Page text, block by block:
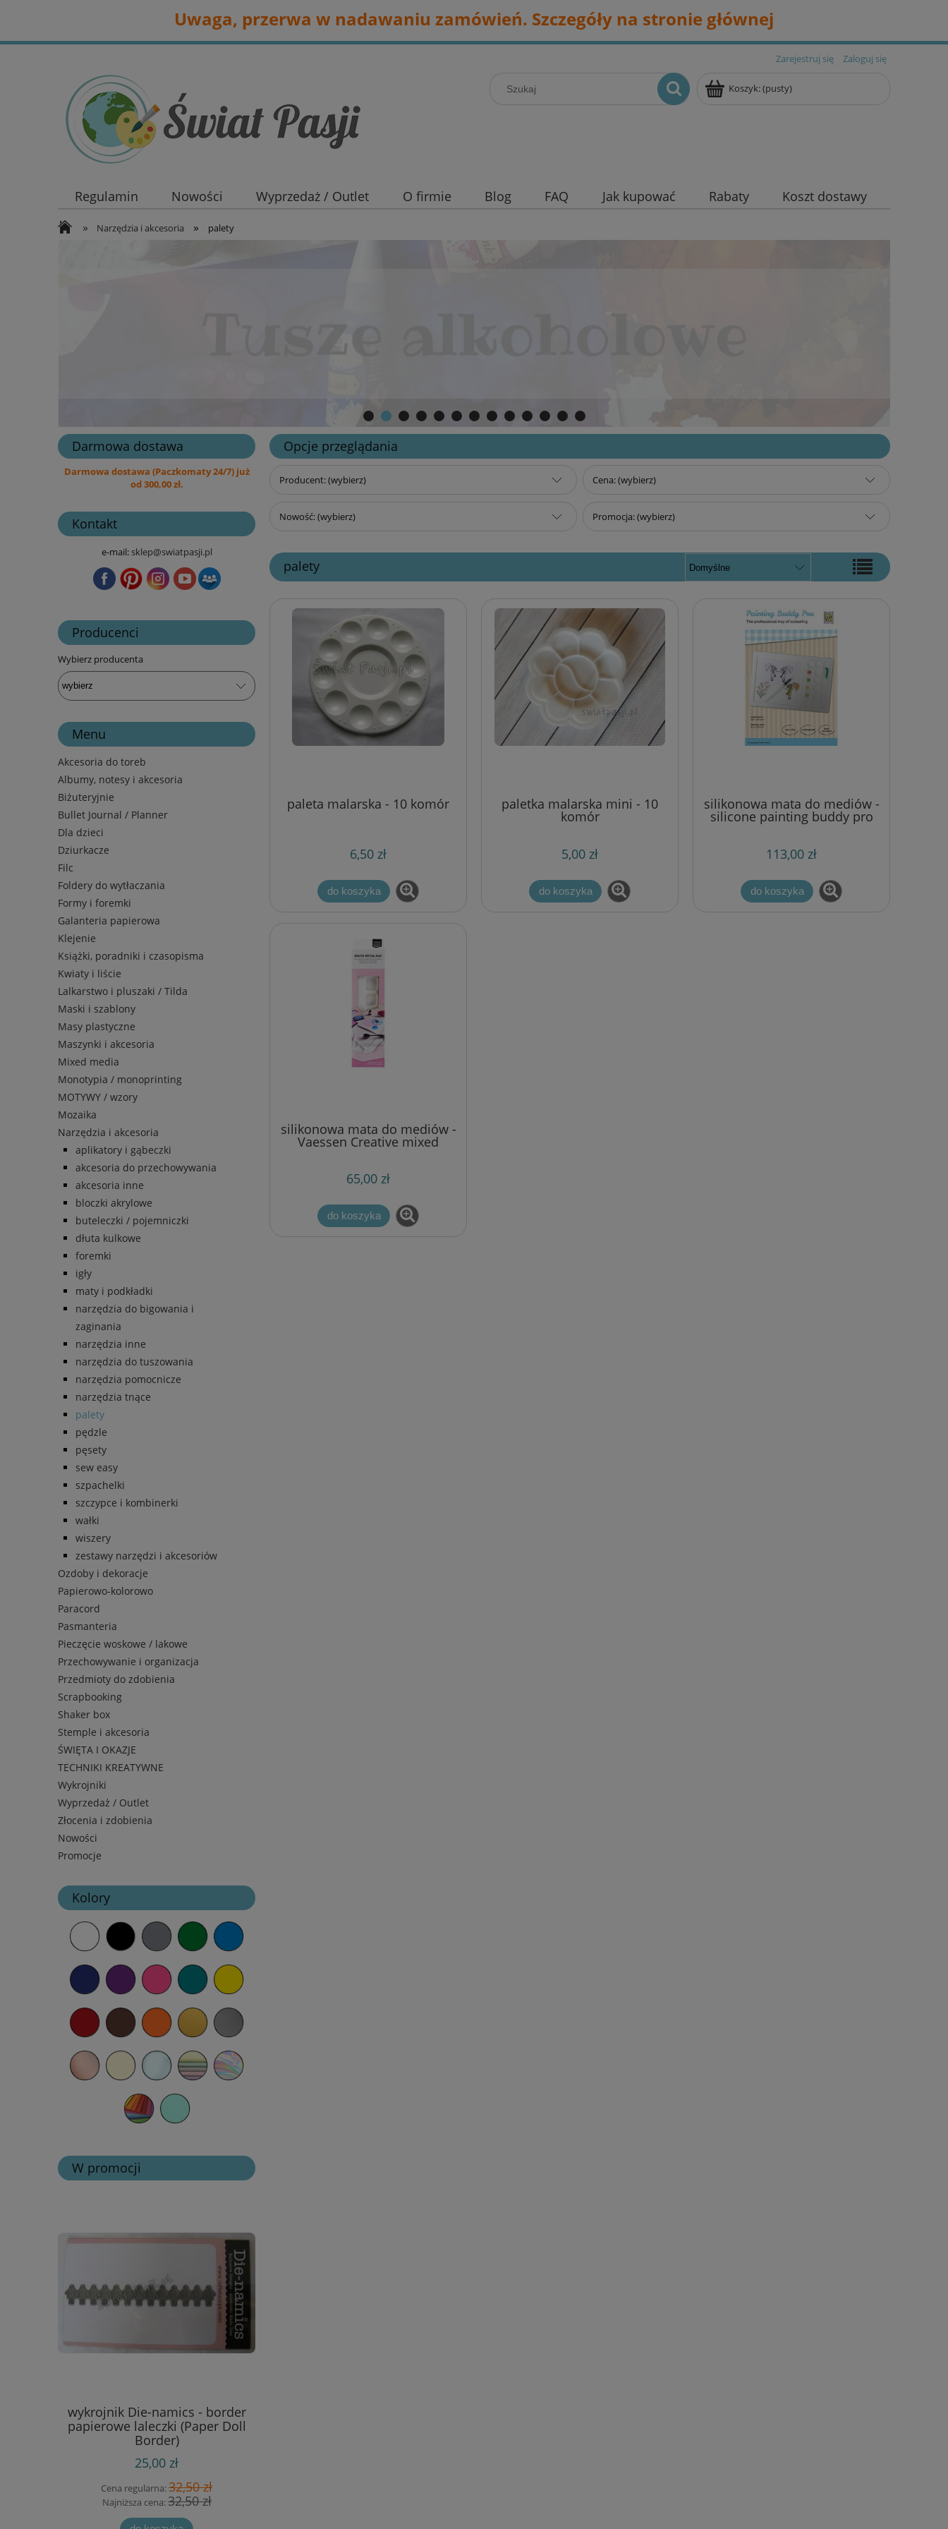
Uwaga, przerwa w nadawaniu zamówień. Szczegóły na stronie głównej
Zarejestruj się Zaloguj się
Koszyk:(pusty)
Regulamin Nowości Wyprzedaż / Outlet O firmie Blog FAQ Jak kupować Rabaty Koszt dostawy
» Narzędzia i akcesoria » palety
Darmowa dostawa
Darmowa dostawa (Paczkomaty 24/7) już
od 300,00 zł.
Kontakt
e-mail:sklep@swiatpasji.pl
Producenci
Wybierz producenta
Menu
Akcesoria do toreb
Albumy, notesy i akcesoria
Biżuteryjnie
Bullet Journal / Planner
Dla dzieci
Dziurkacze
Filc
Foldery do wytłaczania
Formy i foremki
Galanteria papierowa
Klejenie
Książki, poradniki i czasopisma
Kwiaty i liście
Lalkarstwo i pluszaki / Tilda
Maski i szablony
Masy plastyczne
Maszynki i akcesoria
Mixed media
Monotypia / monoprinting
MOTYWY / wzory
Mozaika
Narzędzia i akcesoria
aplikatory i gąbeczki
akcesoria do przechowywania
akcesoria inne
bloczki akrylowe
buteleczki / pojemniczki
dłuta kulkowe
foremki
igły
maty i podkładki
narzędzia do bigowania i
zaginania
narzędzia inne
narzędzia do tuszowania
narzędzia pomocnicze
narzędzia tnące
palety
pędzle
pęsety
sew easy
szpachelki
szczypce i kombinerki
wałki
wiszery
zestawy narzędzi i akcesoriów
Ozdoby i dekoracje
Papierowo-kolorowo
Paracord
Pasmanteria
Pieczęcie woskowe / lakowe
Przechowywanie i organizacja
Przedmioty do zdobienia
Scrapbooking
Shaker box
Stemple i akcesoria
ŚWIĘTA I OKAZJE
TECHNIKI KREATYWNE
Wykrojniki
Wyprzedaż / Outlet
Złocenia i zdobienia
Nowości
Promocje
Kolory
W promocji
wykrojnik Die-namics - border
papierowe laleczki (Paper Doll
Border)
25,00 zł
Cena regularna:32,50 zł
Najniższa cena:32,50 zł
Opcje przeglądania
Producent: (wybierz) Cena: (wybierz)
Nowość: (wybierz) Promocja: (wybierz)
palety
paleta malarska - 10 komór
6,50 zł
do koszyka
paletka malarska mini - 10
komór
5,00 zł
do koszyka
silikonowa mata do mediów -
silicone painting buddy pro
Nellie's
113,00 zł
do koszyka
silikonowa mata do mediów -
Vaessen Creative mixed
65,00 zł
do koszyka